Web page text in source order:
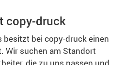
copy-druck
besitzt bei copy-druck einen
Wir suchen am Standort